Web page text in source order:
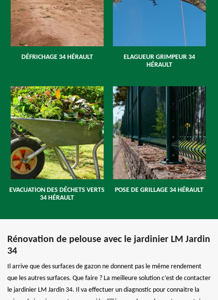
DÉFRICHAGE 34 HÉRAULT
ELAGUEUR GRIMPEUR 34
HÉRAULT
EVACUATION DES DÉCHETS VERTS
34 HÉRAULT
POSE DE GRILLAGE 34 HÉRAULT
Rénovation de pelouse avec le jardinier LM Jardin
34
Il arrive que des surfaces de gazon ne donnent pas le même rendement
que les autres surfaces. Que faire ? La meilleure solution c’est de contacter
le jardinier LM Jardin 34. Il va effectuer un diagnostic pour connaitre la